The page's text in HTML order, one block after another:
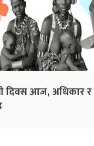
दिवस आज, अधिकार र